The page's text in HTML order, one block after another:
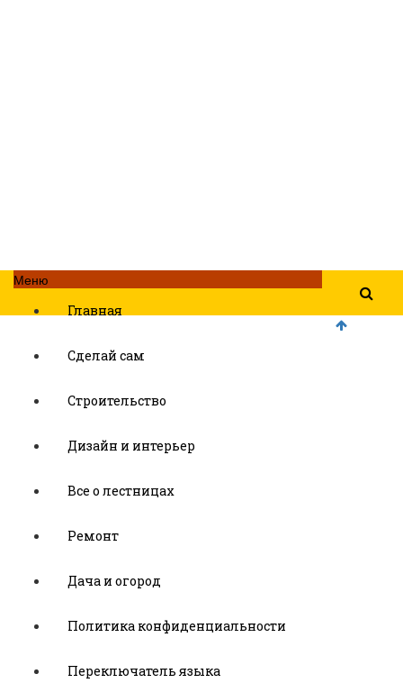
Меню
Главная
Сделай сам
Строительство
Дизайн и интерьер
Все о лестницах
Ремонт
Дача и огород
Политика конфиденциальности
Переключатель языка